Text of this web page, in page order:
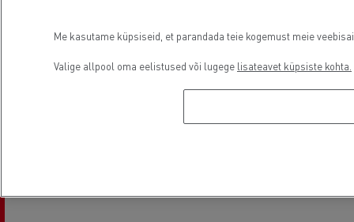
Me kasutame küpsiseid, et parandada teie kogemust meie
Valige allpool oma eelistused või lugege lisateavet küpsiste kohta.